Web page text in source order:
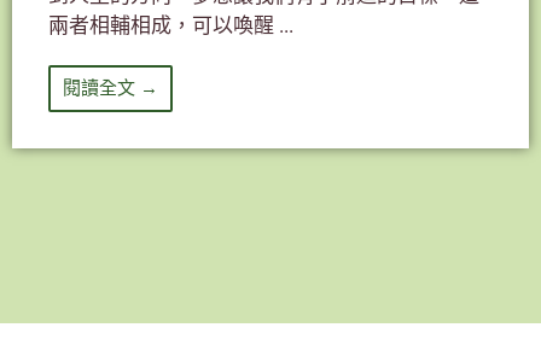
兩者相輔相成，可以喚醒 ...
閱讀全文 →